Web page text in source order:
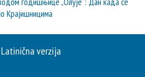
Крајишницима
Latinična verzija